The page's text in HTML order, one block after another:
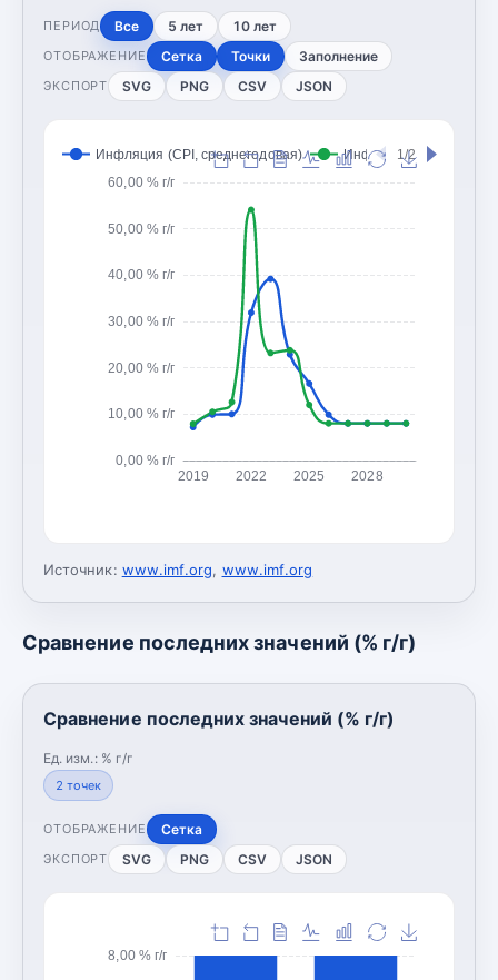
ПЕРИОД Все 5 лет 10 лет
ОТОБРАЖЕНИЕ Сетка Точки Заполнение
ЭКСПОРТ SVG PNG CSV JSON
0,00 % г/г
10,00 % г/г
20,00 % г/г
30,00 % г/г
40,00 % г/г
50,00 % г/г
60,00 % г/г
2019 2022 2025 2028
Инфляция (CPI, среднегодовая) Инфляция (CPI, конец
1/2
Источник: www.imf.org, www.imf.org
Сравнение последних значений (% г/г)
Сравнение последних значений (% г/г)
Ед. изм.: % г/г
2 точек
ОТОБРАЖЕНИЕ Сетка
ЭКСПОРТ SVG PNG CSV JSON
8,00 % г/г